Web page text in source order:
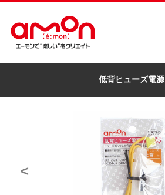
低背ヒューズ電源
<